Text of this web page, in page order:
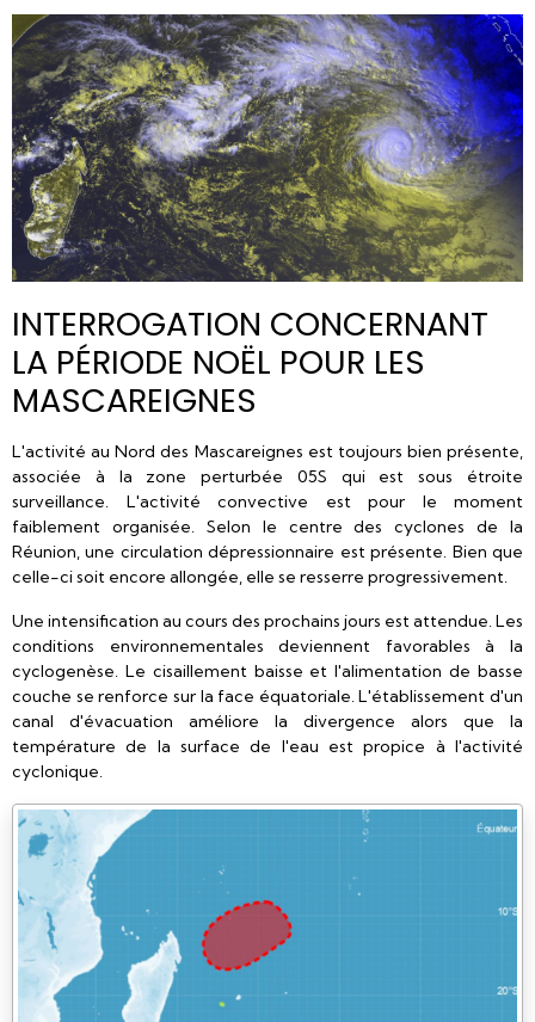
INTERROGATION CONCERNANT
LA PÉRIODE NOËL POUR LES
MASCAREIGNES
L'activité au Nord des Mascareignes est toujours bien présente,
associée à la zone perturbée 05S qui est sous étroite
surveillance. L'activité convective est pour le moment
faiblement organisée. Selon le centre des cyclones de la
Réunion, une circulation dépressionnaire est présente. Bien que
celle-ci soit encore allongée, elle se resserre progressivement.
Une intensification au cours des prochains jours est attendue. Les
conditions environnementales deviennent favorables à la
cyclogenèse. Le cisaillement baisse et l'alimentation de basse
couche se renforce sur la face équatoriale. L'établissement d'un
canal d'évacuation améliore la divergence alors que la
température de la surface de l'eau est propice à l'activité
cyclonique.